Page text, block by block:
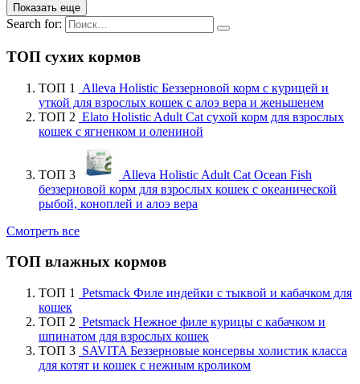
Показать еще
Search for:
ТОП сухих кормов
ТОП 1
Alleva Holistic Беззерновой корм с курицей и
уткой для взрослых кошек с алоэ вера и женьшенем
ТОП 2 Elato Holistic Adult Cat сухой корм для взрослых
кошек с ягненком и олениной
ТОП 3
Alleva Holistic Adult Cat Ocean Fish
беззерновой корм для взрослых кошек с океанической
рыбой, коноплей и алоэ вера
Смотреть все
ТОП влажных кормов
ТОП 1
Petsmack Филе индейки с тыквой и кабачком для
кошек
ТОП 2 Petsmack Нежное филе курицы с кабачком и
шпинатом для взрослых кошек
ТОП 3 SAVITA Беззерновые консервы холистик класса
для котят и кошек с нежным кроликом